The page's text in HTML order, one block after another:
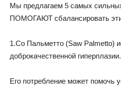
Мы предлагаем 5 самых
ПОМОГАЮТ сбалансировать
1.Со Пальметто (Saw Palmetto)
доброкачественной гиперплазии.
Его потребление может помочь